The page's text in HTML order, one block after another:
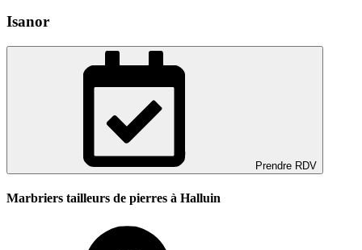
Isanor
Prendre RDV
Marbriers tailleurs de pierres à Halluin